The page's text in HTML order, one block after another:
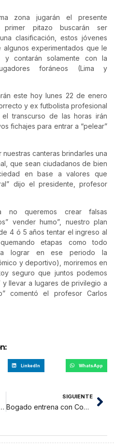
zona jugarán el presente
pitazo buscarán ser
clasificación, estos jóvenes
experimentados que le
contarán solamente con la
foráneos (Lima y
este hoy lunes 22 de enero
y ex futbolista profesional
transcurso de las horas irán
fichajes para entrar a “pelear”
canteras brindarles una
que sean ciudadanos de bien
en base a valores que
dijo el presidente, profesor
no queremos crear falsas
vender humo”, nuestro plan
4 ó 5 años tentar el ingreso al
etapas como todo
lograr en ese periodo la
y deportivo), moriremos en
seguro que juntos podemos
y llevar a lugares de privilegio a
comentó el profesor Carlos
LinkedIn WhatsApp
Deportivo Jaguares: Fomentando el básquetbol en San Martín
SIGUIENTE
Bogado entrena con Comercio a la espera de ser fichado por otro club